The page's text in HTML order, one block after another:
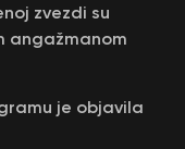
zvezdi su
angažmanom
je objavila